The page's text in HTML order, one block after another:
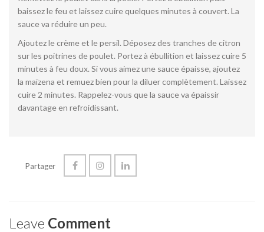
baissez le feu et laissez cuire quelques minutes à couvert. La
sauce va réduire un peu.
Ajoutez le crème et le persil. Déposez des tranches de citron
sur les poitrines de poulet. Portez à ébullition et laissez cuire 5
minutes à feu doux. Si vous aimez une sauce épaisse, ajoutez
la maïzena et remuez bien pour la diluer complètement. Laissez
cuire 2 minutes. Rappelez-vous que la sauce va épaissir
davantage en refroidissant.
Partager
Leave Comment